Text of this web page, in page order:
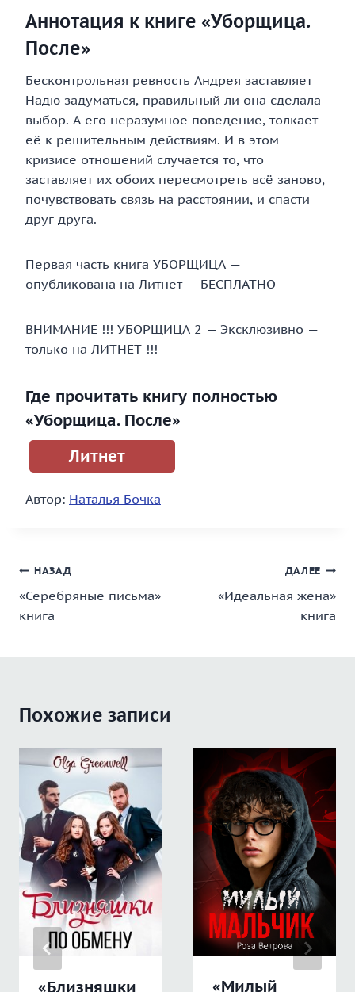
Аннотация к книге «Уборщица.
После»
Бесконтрольная ревность Андрея заставляет
Надю задуматься, правильный ли она сделала
выбор. А его неразумное поведение, толкает
её к решительным действиям. И в этом
кризисе отношений случается то, что
заставляет их обоих пересмотреть всё заново,
почувствовать связь на расстоянии, и спасти
друг друга.
Первая часть книга УБОРЩИЦА —
опубликована на Литнет — БЕСПЛАТНО
ВНИМАНИЕ !!! УБОРЩИЦА 2 — Эксклюзивно —
только на ЛИТНЕТ !!!
Где прочитать книгу полностью
«Уборщица. После»
Литнет
Автор: Наталья Бочка
Навигация
по
записям
НАЗАД
«Серебряные письма»
книга
ДАЛЕЕ
«Идеальная жена»
книга
Похожие записи
«Близняшки «Милый